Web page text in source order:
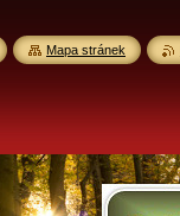
Mapa stránek